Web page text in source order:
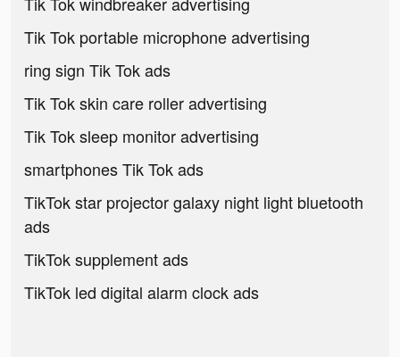
Tik Tok portable microphone advertising
ring sign Tik Tok ads
Tik Tok skin care roller advertising
Tik Tok sleep monitor advertising
smartphones Tik Tok ads
TikTok star projector galaxy night light bluetooth
ads
TikTok supplement ads
TikTok led digital alarm clock ads